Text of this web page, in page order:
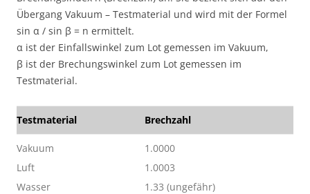
Übergang Vakuum – Testmaterial und wird mit der Formel
sin α / sin β = n ermittelt.
α ist der Einfallswinkel zum Lot gemessen im Vakuum,
β ist der Brechungswinkel zum Lot gemessen im
Testmaterial.
Testmaterial Brechzahl
Vakuum
Luft
Wasser
1.0000
1.0003
1.33 (ungefähr)